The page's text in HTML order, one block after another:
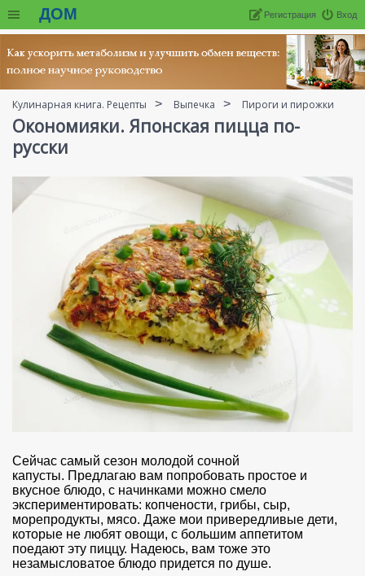
ДОМ Вход
Регистрация
Кулинарная книга. Рецепты Выпечка Пироги и пирожки
Окономияки. Японская пицца по-
русски
Сейчас самый сезон молодой сочной
капусты. Предлагаю вам попробовать простое и
вкусное блюдо, с начинками можно смело
экспериментировать: копчености, грибы, сыр,
морепродукты, мясо. Даже мои привередливые дети,
которые не любят овощи, с большим аппетитом
поедают эту пиццу. Надеюсь, вам тоже это
незамысловатое блюдо придется по душе.